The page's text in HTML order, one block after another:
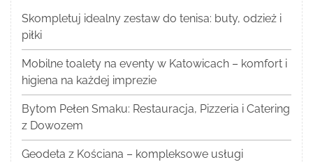
Skompletuj idealny zestaw do tenisa: buty, odzież i
piłki
Mobilne toalety na eventy w Katowicach – komfort i
higiena na każdej imprezie
Bytom Pełen Smaku: Restauracja, Pizzeria i Catering
z Dowozem
Geodeta z Kościana – kompleksowe usługi